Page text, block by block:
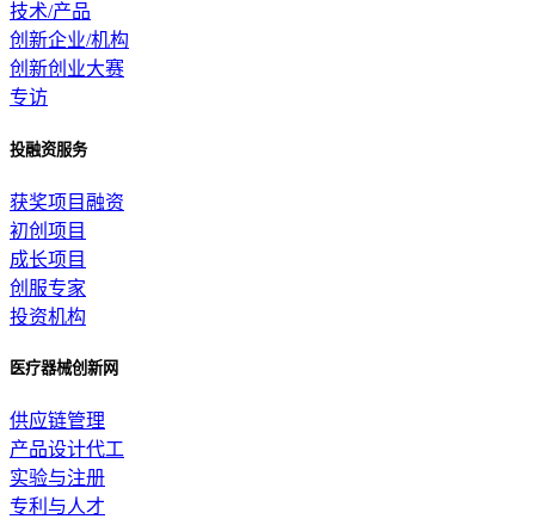
技术/产品
创新企业/机构
创新创业大赛
专访
投融资服务
获奖项目融资
初创项目
成长项目
创服专家
投资机构
医疗器械创新网
供应链管理
产品设计代工
实验与注册
专利与人才